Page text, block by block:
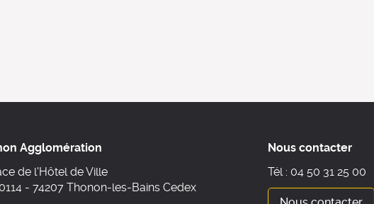
Agglomération
de l'Hôtel de Ville
- 74207 Thonon-les-Bains Cedex
Nous contacter
Tél : 04 50 31 25 00